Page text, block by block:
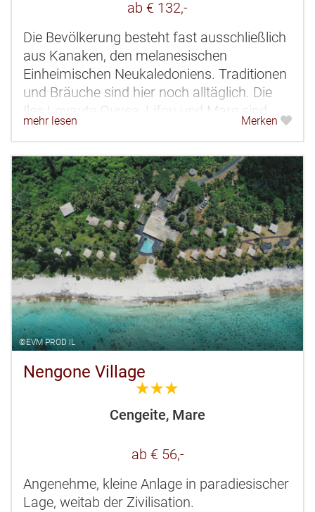
ab € 132,-
Die Bevölkerung besteht fast ausschließlich
aus Kanaken, den melanesischen
Einheimischen Neukaledoniens. Traditionen
und Bräuche sind hier noch alltäglich. Die
Iles Loyaute Ouvea, Lifou und Mare sind
gehobene Atolle mit faszinierenden,...
mehr lesen Merken
©EVM PROD IL
Nengone Village
3.0
Cengeite, Mare
ab € 56,-
Angenehme, kleine Anlage in paradiesischer
Lage, weitab der Zivilisation.